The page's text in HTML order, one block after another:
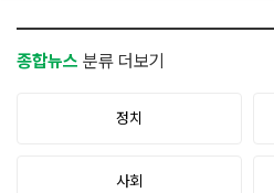
종합뉴스 분류 더보기
정치
사회